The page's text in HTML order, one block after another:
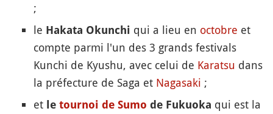
;
le Hakata Okunchi qui a lieu en octobre et
compte parmi l'un des 3 grands festivals
Kunchi de Kyushu, avec celui de Karatsu dans
la préfecture de Saga et Nagasaki ;
et le tournoi de Sumo de Fukuoka qui est la